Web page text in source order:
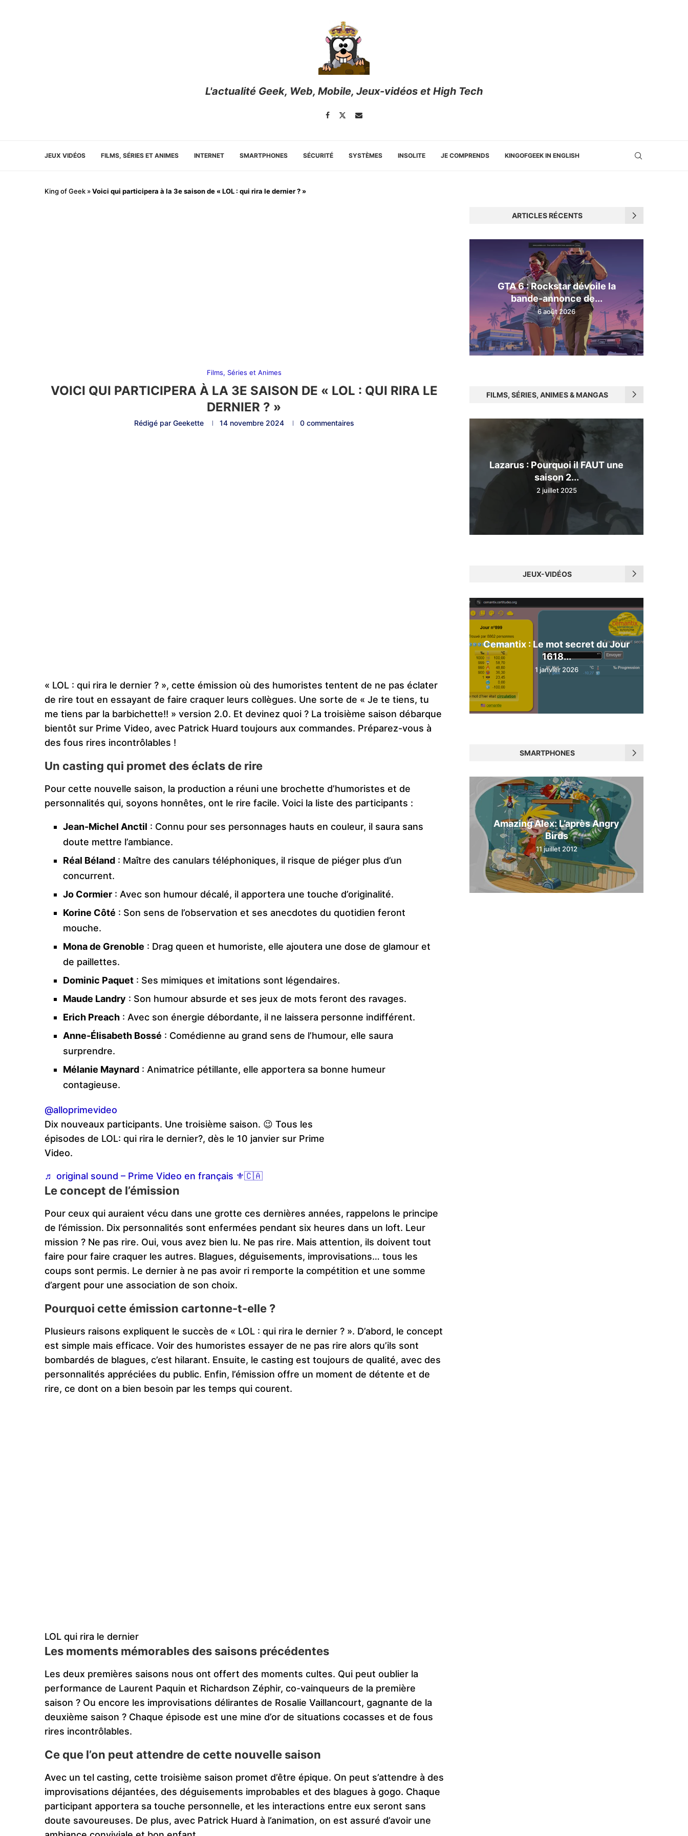
L'actualité Geek, Web, Mobile, Jeux-vidéos et High Tech
JEUX VIDÉOS FILMS, SÉRIES ET ANIMES INTERNET SMARTPHONES SÉCURITÉ SYSTÈMES INSOLITE JE COMPRENDS KINGOFGEEK IN ENGLISH
King of Geek »Voici qui participera à la 3e saison de « LOL : qui rira le dernier ? »
Films, Séries et Animes
VOICI QUI PARTICIPERA À LA 3E SAISON DE « LOL : QUI RIRA LE
DERNIER ? »
Rédigé par Geekette 14 novembre 2024 0 commentaires
« LOL : qui rira le dernier ? », cette émission où des humoristes tentent de ne pas éclater
de rire tout en essayant de faire craquer leurs collègues. Une sorte de « Je te tiens, tu
me tiens par la barbichette!! » version 2.0. Et devinez quoi ? La troisième saison débarque
bientôt sur Prime Video, avec Patrick Huard toujours aux commandes. Préparez-vous à
des fous rires incontrôlables !
Un casting qui promet des éclats de rire
Pour cette nouvelle saison, la production a réuni une brochette d’humoristes et de
personnalités qui, soyons honnêtes, ont le rire facile. Voici la liste des participants :
Jean-Michel Anctil : Connu pour ses personnages hauts en couleur, il saura sans
doute mettre l’ambiance.
Réal Béland : Maître des canulars téléphoniques, il risque de piéger plus d’un
concurrent.
Jo Cormier : Avec son humour décalé, il apportera une touche d’originalité.
Korine Côté : Son sens de l’observation et ses anecdotes du quotidien feront
mouche.
Mona de Grenoble : Drag queen et humoriste, elle ajoutera une dose de glamour et
de paillettes.
Dominic Paquet : Ses mimiques et imitations sont légendaires.
Maude Landry : Son humour absurde et ses jeux de mots feront des ravages.
Erich Preach : Avec son énergie débordante, il ne laissera personne indifférent.
Anne-Élisabeth Bossé : Comédienne au grand sens de l’humour, elle saura
surprendre.
Mélanie Maynard : Animatrice pétillante, elle apportera sa bonne humeur
contagieuse.
@alloprimevideo
Dix nouveaux participants. Une troisième saison. 😉 Tous les
épisodes de LOL: qui rira le dernier?, dès le 10 janvier sur Prime
Video.
♬ original sound – Prime Video en français ⚜️🇨🇦
Le concept de l’émission
Pour ceux qui auraient vécu dans une grotte ces dernières années, rappelons le principe
de l’émission. Dix personnalités sont enfermées pendant six heures dans un loft. Leur
mission ? Ne pas rire. Oui, vous avez bien lu. Ne pas rire. Mais attention, ils doivent tout
faire pour faire craquer les autres. Blagues, déguisements, improvisations… tous les
coups sont permis. Le dernier à ne pas avoir ri remporte la compétition et une somme
d’argent pour une association de son choix.
Pourquoi cette émission cartonne-t-elle ?
Plusieurs raisons expliquent le succès de « LOL : qui rira le dernier ? ». D’abord, le concept
est simple mais efficace. Voir des humoristes essayer de ne pas rire alors qu’ils sont
bombardés de blagues, c’est hilarant. Ensuite, le casting est toujours de qualité, avec des
personnalités appréciées du public. Enfin, l’émission offre un moment de détente et de
rire, ce dont on a bien besoin par les temps qui courent.
LOL qui rira le dernier
Les moments mémorables des saisons précédentes
Les deux premières saisons nous ont offert des moments cultes. Qui peut oublier la
performance de Laurent Paquin et Richardson Zéphir, co-vainqueurs de la première
saison ? Ou encore les improvisations délirantes de Rosalie Vaillancourt, gagnante de la
deuxième saison ? Chaque épisode est une mine d’or de situations cocasses et de fous
rires incontrôlables.
Ce que l’on peut attendre de cette nouvelle saison
Avec un tel casting, cette troisième saison promet d’être épique. On peut s’attendre à des
improvisations déjantées, des déguisements improbables et des blagues à gogo. Chaque
participant apportera sa touche personnelle, et les interactions entre eux seront sans
doute savoureuses. De plus, avec Patrick Huard à l’animation, on est assuré d’avoir une
ARTICLES RÉCENTS
GTA 6 : Rockstar dévoile la
bande-annonce de...
6 août 2026
FILMS, SÉRIES, ANIMES & MANGAS
Lazarus : Pourquoi il FAUT une
saison 2...
2 juillet 2025
JEUX-VIDÉOS
Cemantix : Le mot secret du Jour
1618...
1 janvier 2026
SMARTPHONES
Amazing Alex: L’après Angry
Birds
11 juillet 2012